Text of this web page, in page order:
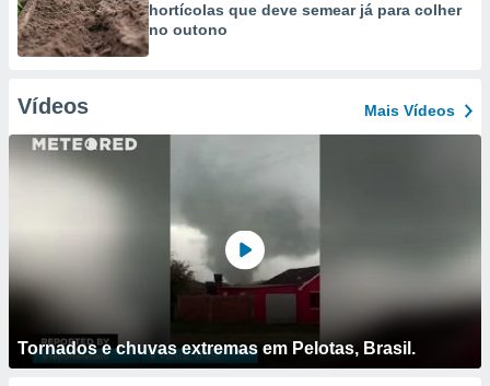
hortícolas que deve semear já para colher
no outono
Vídeos Mais Vídeos
Tornados e chuvas extremas em Pelotas, Brasil.